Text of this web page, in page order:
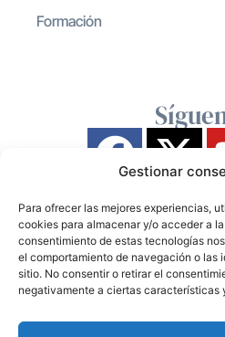
Gestionar
Para ofrecer las mejores experiencias,
cookies para almacenar y/o acceder a
consentimiento de estas tecnologías
el comportamiento de navegación o las
sitio. No consentir o retirar el
negativamente a ciertas características
Formación